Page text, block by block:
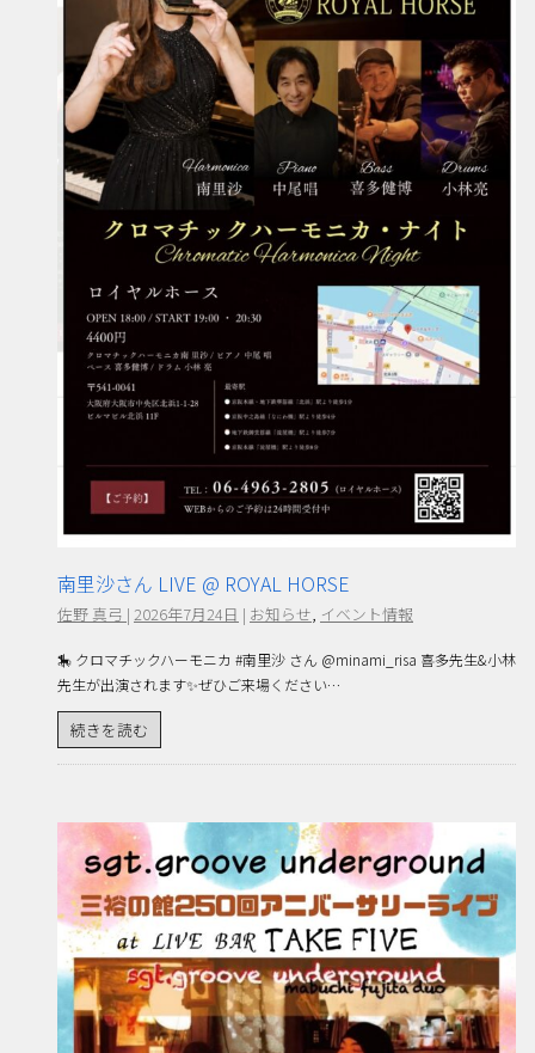
南里沙さん LIVE @ ROYAL HORSE
佐野 真弓 | 2026年7月24日 | お知らせ, イベント情報
🎠 クロマチックハーモニカ #南里沙 さん @minami_risa 喜多先生&小林
先生が出演されます✨ぜひご来場ください…
続きを読む